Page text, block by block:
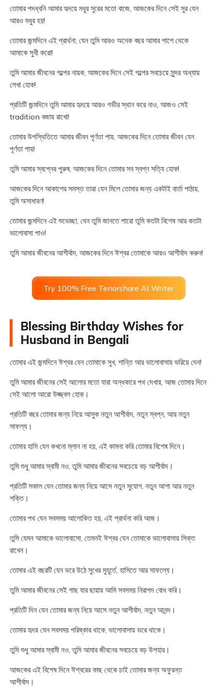
তোমার পদধ্বনি আমার হৃদয়ে মধুর সুরের মতো বাজে, আজকের দিনে সেই সুর যেন
আরও মধুর হয়!
তোমার জন্মদিনে এই প্রার্থনা, যেন তুমি আরও অনেক বছর আমার পাশে থেকে
আমাকে সুখী করো!
তুমি আমার জীবনের গল্পের নায়ক, আজকের দিনে সেই গল্পের সবচেয়ে সুন্দর অধ্যায়
লেখা হোক!
প্রতিটি জন্মদিনে তুমি আমার হৃদয়ে আরও গভীর স্থান করে নাও, আজও সেই
tradition বজায় রাখো!
তোমার উপস্থিতিতে আমার জীবন পূর্ণতা পায়, আজকের দিনে তোমার জীবন যেন
পূর্ণতা পায়!
তুমি আমার স্বপ্নের পুরুষ, আজকের দিনে তোমার সব স্বপ্ন সত্যি হোক!
আজকের দিনে আকাশের সমস্ত তারা যেন মিলে তোমার জন্য একটাই বার্তা পাঠায়,
তুমি অসাধারণ!
তোমার জন্মদিনে এই শুভেচ্ছা, যেন তুমি জানতে পারো তুমি কতটা বিশেষ আর কতটা
ভালোবাসা পাও!
তুমি আমার জীবনের আশীর্বাদ, আজকের দিনে ঈশ্বর তোমাকে আরও আশীর্বাদ করুন!
Try 100% Free Tenorshare AI Writer
Blessing Birthday Wishes for
Husband in Bengali
তোমার এই জন্মদিনে ঈশ্বর যেন তোমাকে সুখ, শান্তি আর ভালোবাসায় ভরিয়ে দেন!
তুমি আমার জীবনের সেই আলোর মতো যারা অন্ধকারে পথ দেখায়, আজ তোমার দিনে
সেই আলো আরো উজ্জ্বল হোক।
প্রতিটি বছর তোমার জন্য নিয়ে আসুক নতুন আশীর্বাদ, নতুন স্বপ্ন, আর নতুন
সাফল্য।
তোমার হাসি যেন কখনো ম্লান না হয়, এই কামনা করি তোমার বিশেষ দিনে।
তুমি শুধু আমার স্বামী নও, তুমি আমার জীবনের সবচেয়ে বড় আশীর্বাদ।
প্রতিটি সকাল যেন তোমার জন্য নিয়ে আসে নতুন সুযোগ, নতুন আশা আর নতুন
শক্তি।
তোমার পথ যেন সবসময় আলোকিত হয়, এই প্রার্থনা করি আজ।
তুমি যেমন আমাকে ভালোবাসো, তেমনই ঈশ্বর যেন তোমাকে ভালোবাসায় সিক্ত
রাখেন।
তোমার এই বছরটি যেন ভরে উঠে সুখের মুহূর্তে, হাসিতে আর সাফল্যে।
তুমি আমার জীবনের সেই গাছ যার ছায়ায় আমি সবসময় নিরাপদ বোধ করি।
প্রতিটি দিন যেন তোমার জন্য নিয়ে আসে নতুন আশীর্বাদ, নতুন আনন্দ।
তোমার হৃদয় যেন সবসময় পরিষ্কার থাকে, ভালোবাসায় ভরে থাকে।
তুমি শুধু আমার স্বামী নও, তুমি আমার জীবনের সবচেয়ে বড় উপহার।
আজকের এই বিশেষ দিনে ঈশ্বরের কাছ থেকে চাই তোমার জন্য অফুরন্ত
আশীর্বাদ।